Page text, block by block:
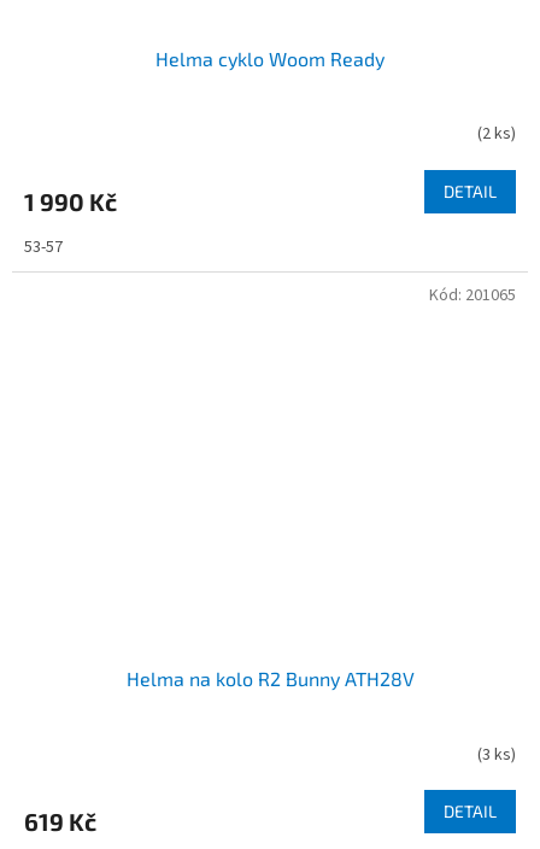
Helma cyklo Woom Ready
(2 ks)
1 990 Kč DETAIL
53-57
Helma na kolo R2 Bunny ATH28V
(3 ks)
619 Kč DETAIL
Kód: 201065